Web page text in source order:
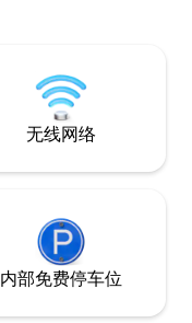
无线网络
内部免费停车位